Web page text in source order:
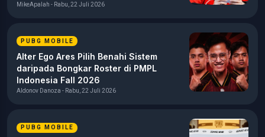
sebagai Content Creator
MikeApalah - Rabu, 22 Juli 2026
PUBG MOBILE
Alter Ego Ares Pilih Benahi Sistem
daripada Bongkar Roster di PMPL
Indonesia Fall 2026
Aldonov Danoza - Rabu, 22 Juli 2026
PUBG MOBILE